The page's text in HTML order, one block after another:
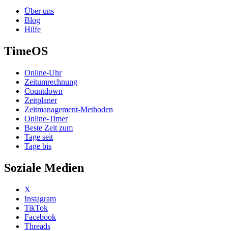
Über uns
Blog
Hilfe
TimeOS
Online-Uhr
Zeitumrechnung
Countdown
Zeitplaner
Zeitmanagement-Methoden
Online-Timer
Beste Zeit zum
Tage seit
Tage bis
Soziale Medien
X
Instagram
TikTok
Facebook
Threads